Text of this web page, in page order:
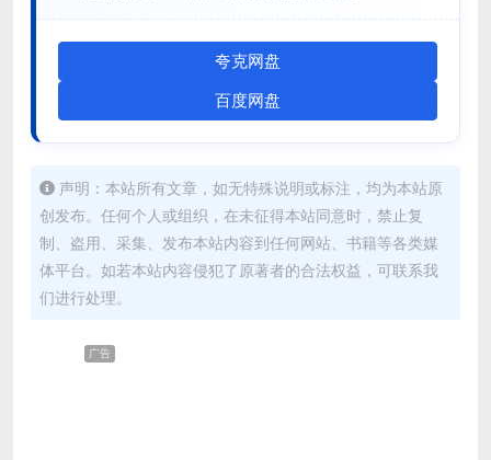
夸克网盘
百度网盘
声明：本站所有文章，如无特殊说明或标注，均为本站原
创发布。任何个人或组织，在未征得本站同意时，禁止复
制、盗用、采集、发布本站内容到任何网站、书籍等各类媒
体平台。如若本站内容侵犯了原著者的合法权益，可联系我
们进行处理。
广告